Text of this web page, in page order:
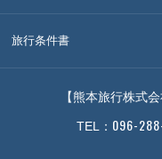
旅行条件書
【熊本旅行株式
TEL： 096-